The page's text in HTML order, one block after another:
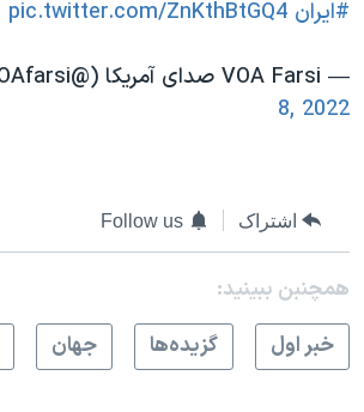
#ایران pic.twitter.com/ZnKthBtGQ4
— VOA Farsi صدای آمریکا (@VOAfarsi)
8, 2022
اشتراک Follow us
همچنبن ببینید:
خبر اول
گزيده‌ها جهان